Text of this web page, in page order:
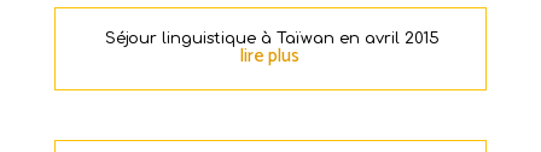
Séjour linguistique à Taïwan en avril 2015
lire plus